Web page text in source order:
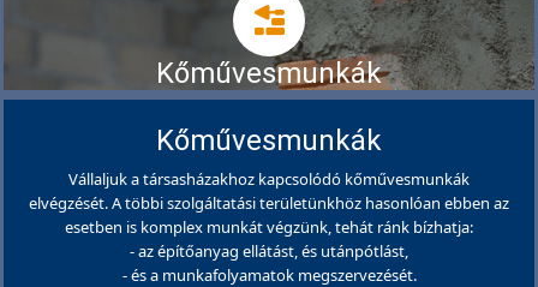
Kőművesmunkák
Kőművesmunkák
Vállaljuk a társasházakhoz kapcsolódó kőművesmunkák
elvégzését. A többi szolgáltatási területünkhöz hasonlóan ebben az
esetben is komplex munkát végzünk, tehát ránk bízhatja:
- az építőanyag ellátást, és utánpótlást,
- és a munkafolyamatok megszervezését.